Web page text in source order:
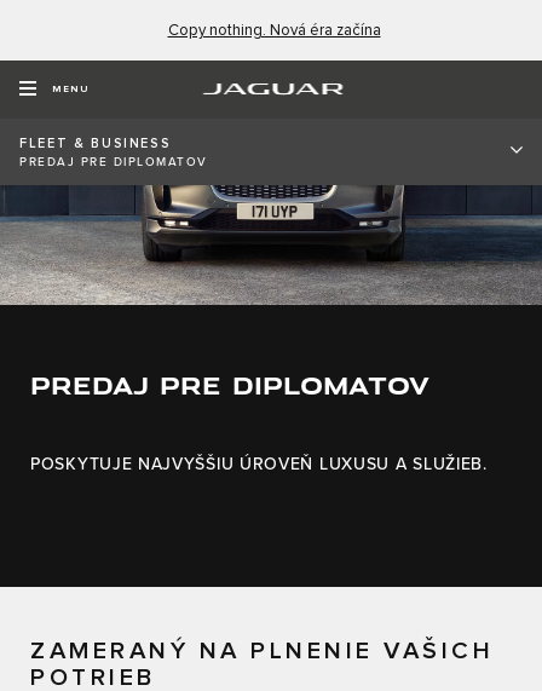
Copy nothing. Nová éra začína
MENU
FLEET & BUSINESS
PREDAJ PRE DIPLOMATOV
PREDAJ PRE DIPLOMATOV
POSKYTUJE NAJVYŠŠIU ÚROVEŇ LUXUSU A SLUŽIEB.
ZAMERANÝ NA PLNENIE VAŠICH
POTRIEB